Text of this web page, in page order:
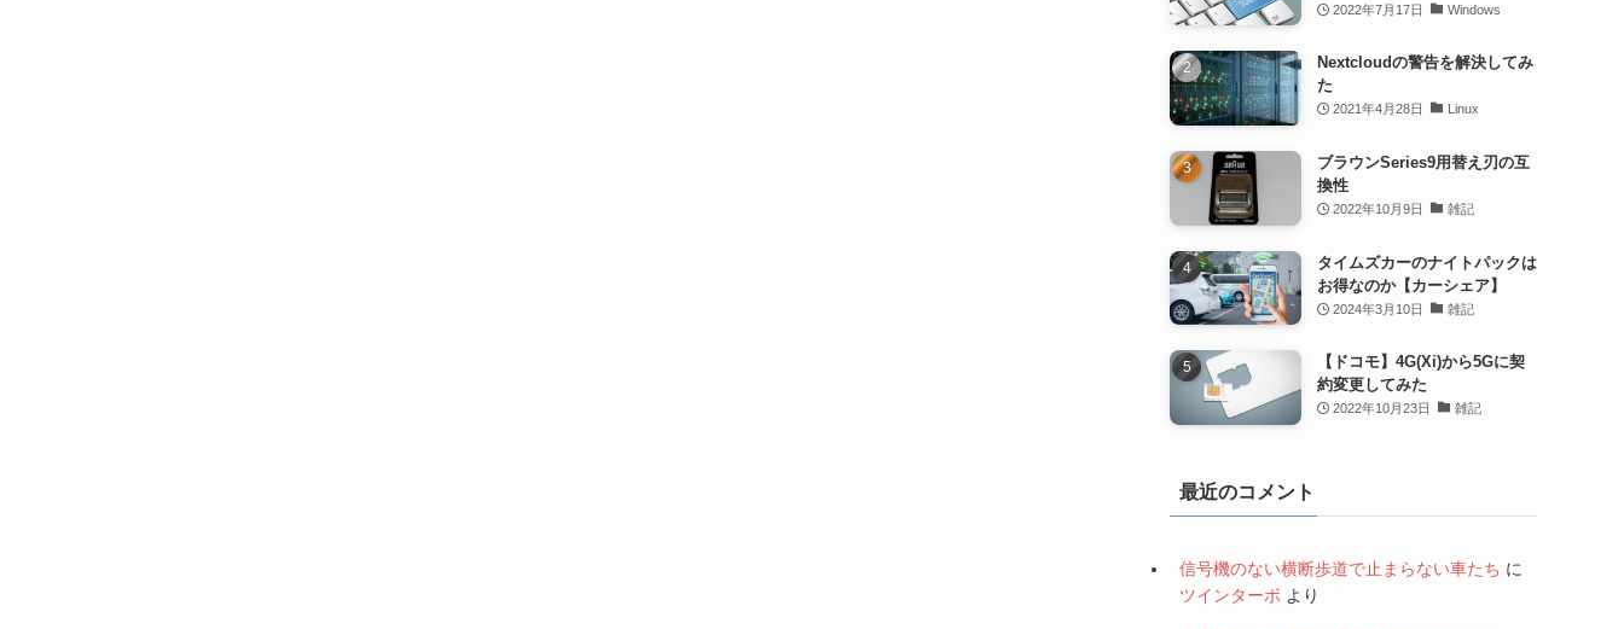
2022年7月17日 Windows
Nextcloudの警告を解決してみ
た
2021年4月28日 Linux
ブラウンSeries9用替え刃の互
換性
2022年10月9日 雑記
タイムズカーのナイトパックは
お得なのか【カーシェア】
2024年3月10日 雑記
【ドコモ】4G(Xi)から5Gに契
約変更してみた
2022年10月23日 雑記
最近のコメント
信号機のない横断歩道で止まらない車たち に
ツインターボ より